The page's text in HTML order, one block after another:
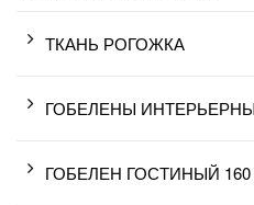
ТКАНЬ РОГОЖКА
ГОБЕЛЕНЫ
ГОБЕЛЕН ГОСТИНЫЙ